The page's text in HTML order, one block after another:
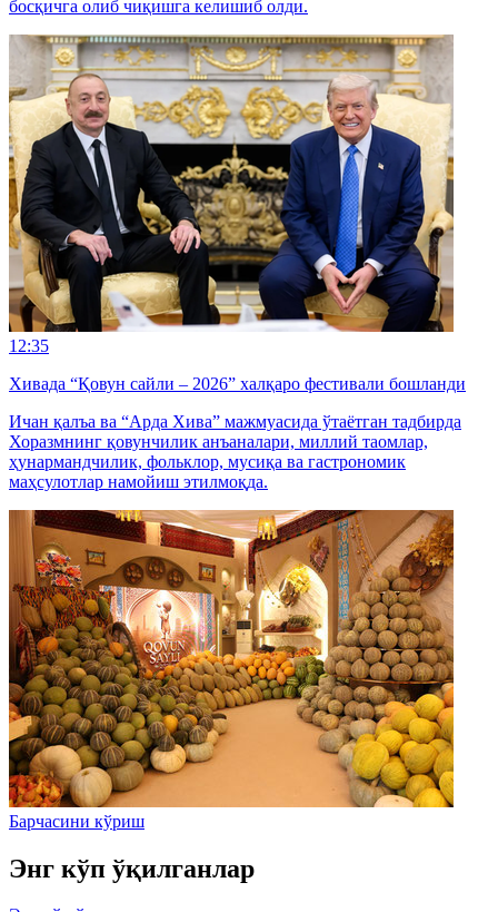
босқичга олиб чиқишга келишиб олди.
12:35
Хивада “Қовун сайли – 2026” халқаро фестивали бошланди
Ичан қалъа ва “Арда Хива” мажмуасида ўтаётган тадбирда
Хоразмнинг қовунчилик анъаналари, миллий таомлар,
ҳунармандчилик, фольклор, мусиқа ва гастрономик
маҳсулотлар намойиш этилмоқда.
Барчасини кўриш
Энг кўп ўқилганлар